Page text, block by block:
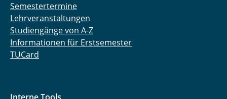
Semestertermine
Lehrveranstaltungen
Studiengänge von A-Z
Informationen für Erstsemester
TUCard